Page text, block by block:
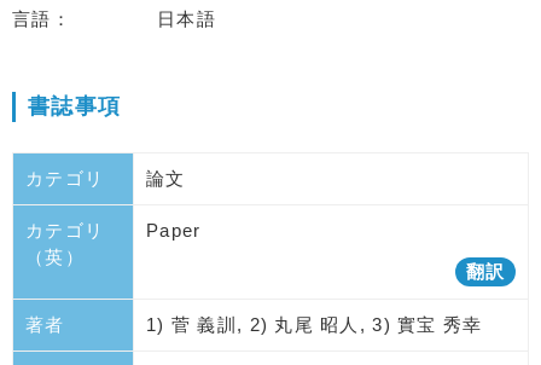
言語
日本語
書誌事項
カテゴリ 論文
カテゴリ
（英）
Paper
翻訳
著者 1) 菅 義訓, 2) 丸尾 昭人, 3) 實宝 秀幸